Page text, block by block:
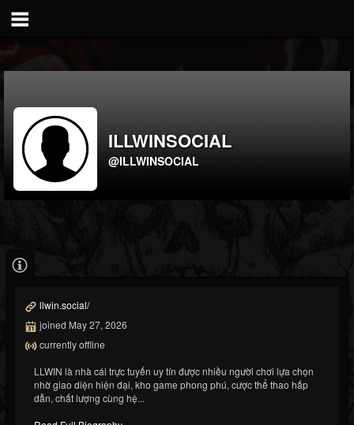
ILLWINSOCIAL
@ILLWINSOCIAL
llwin.social/
joined May 27, 2026
currently offline
LLWIN là nhà cái trực tuyến uy tín được nhiều người chơi lựa chọn
nhờ giao diện hiện đại, kho game phong phú, cược thể thao hấp
dẫn, chất lượng cùng hệ...